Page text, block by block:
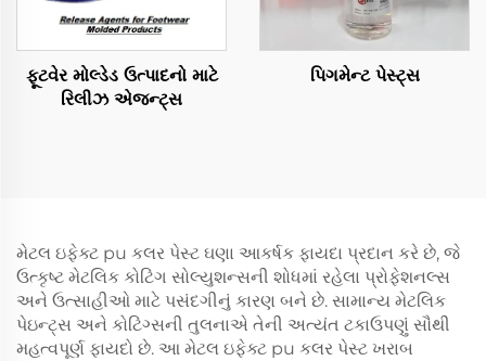
ફૂટવેર મોલ્ડેડ ઉત્પાદનો માટે
રિલીઝ એજન્ટ્સ
પિગમેન્ટ પેસ્ટ્સ
મેટલ ઇફેક્ટ pu કલર પેસ્ટ ઘણા આકર્ષક ફાયદા પ્રદાન કરે છે, જે
ઉત્કૃષ્ટ મેટલિક કોટિંગ સોલ્યુશન્સની શોધમાં રહેલા પ્રોફેશનલ્સ
અને ઉત્સાહીઓ માટે પસંદગીનું કારણ બને છે. સામાન્ય મેટલિક
પેઇન્ટ્સ અને કોટિંગ્સની તુલનાએ તેની અત્યંત ટકાઉપણું સૌથી
મહત્વપૂર્ણ ફાયદો છે. આ મેટલ ઇફેક્ટ pu કલર પેસ્ટ ખરાબ